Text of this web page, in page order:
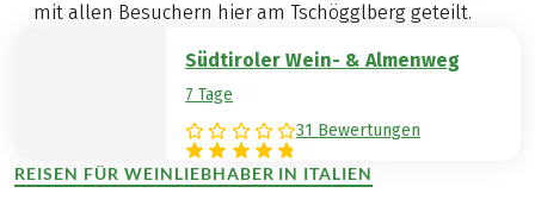
mit allen Besuchern hier am Tschögglberg geteilt.
Südtiroler Wein- & Almenweg
7 Tage
31 Bewertungen
REISEN FÜR WEINLIEBHABER IN ITALIEN